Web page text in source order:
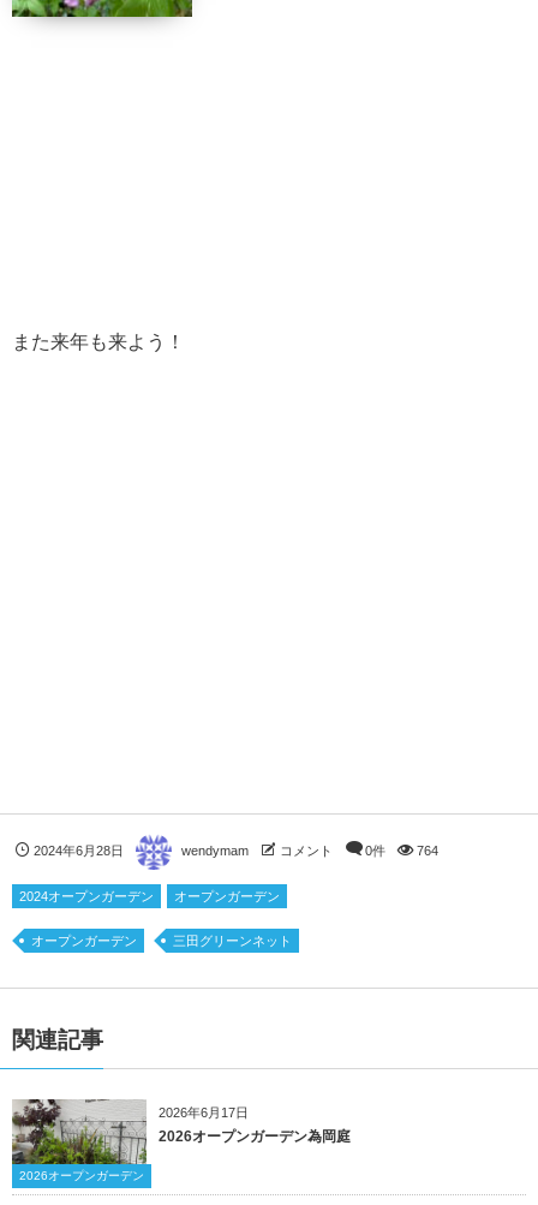
また来年も来よう！
2024年6月28日 wendymam コメント 0件 764
2024オープンガーデン オープンガーデン
オープンガーデン 三田グリーンネット
関連記事
2026年6月17日
2026オープンガーデン
2026オープンガーデン為岡庭